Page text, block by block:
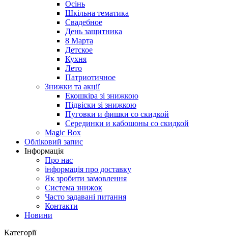
Осінь
Шкільна тематика
Свадебное
День защитника
8 Марта
Детское
Кухня
Лето
Патриотичное
Знижки та акції
Екошкіра зі знижкою
Підвіски зі знижкою
Пуговки и фишки со скидкой
Серединки и кабошоны со скидкой
Magic Box
Обліковий запис
Інформація
Про нас
інформація про доставку
Як зробити замовлення
Система знижок
Часто задавані питання
Контакти
Новини
Категорії